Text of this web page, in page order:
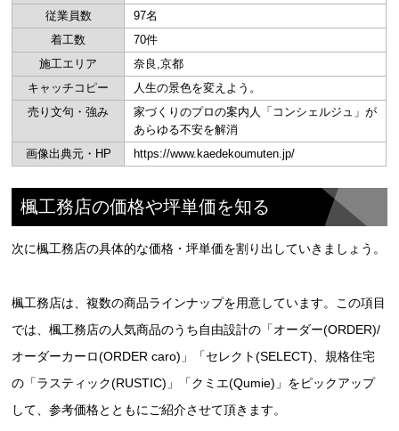
従業員数
97名
着工数
70件
施工エリア
奈良,京都
キャッチコピー
人生の景色を変えよう。
売り文句・強み
家づくりのプロの案内人「コンシェルジュ」が
あらゆる不安を解消
画像出典元・HP
https://www.kaedekoumuten.jp/
楓工務店の価格や坪単価を知る
次に楓工務店の具体的な価格・坪単価を割り出していきましょう。
楓工務店は、複数の商品ラインナップを用意しています。この項目
では、楓工務店の人気商品のうち自由設計の「オーダー(ORDER)/
オーダーカーロ(ORDER caro)」「セレクト(SELECT)、規格住宅
の「ラスティック(RUSTIC)」「クミエ(Qumie)」をピックアップ
して、参考価格とともにご紹介させて頂きます。